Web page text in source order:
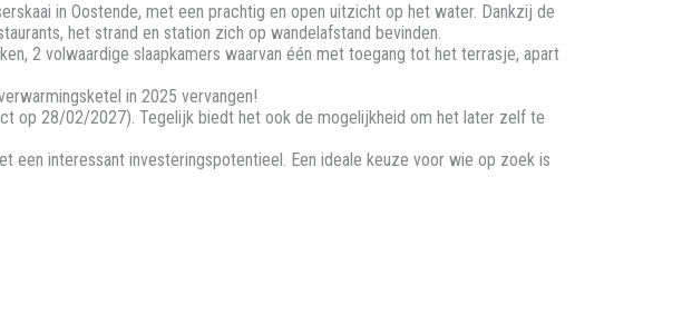
in Oostende, met een prachtig en open uitzicht op het water. Dankzij de
het strand en station zich op wandelafstand bevinden.
2 volwaardige slaapkamers waarvan één met toegang tot het terrasje, apart
in 2025 vervangen!
op 28/02/2027). Tegelijk biedt het ook de mogelijkheid om het later zelf te
interessant investeringspotentieel. Een ideale keuze voor wie op zoek is